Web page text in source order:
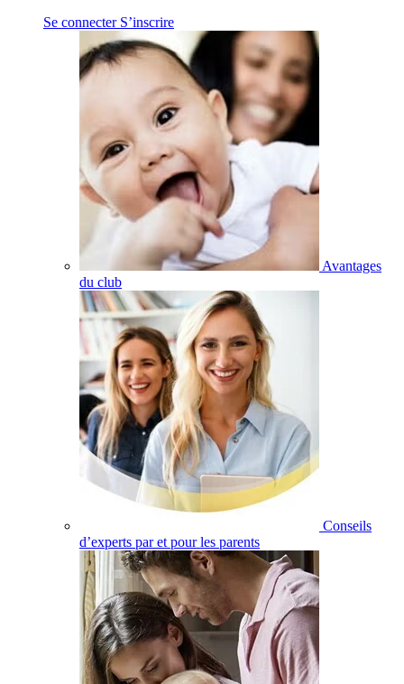
Se connecter S’inscrire
Avantages
du club
Conseils
d’experts par et pour les parents